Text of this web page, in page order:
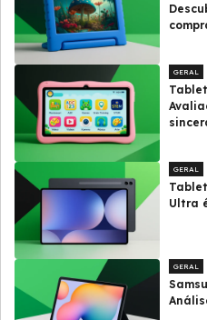
GERAL
Tablet
GERAL
Ultra
GERAL